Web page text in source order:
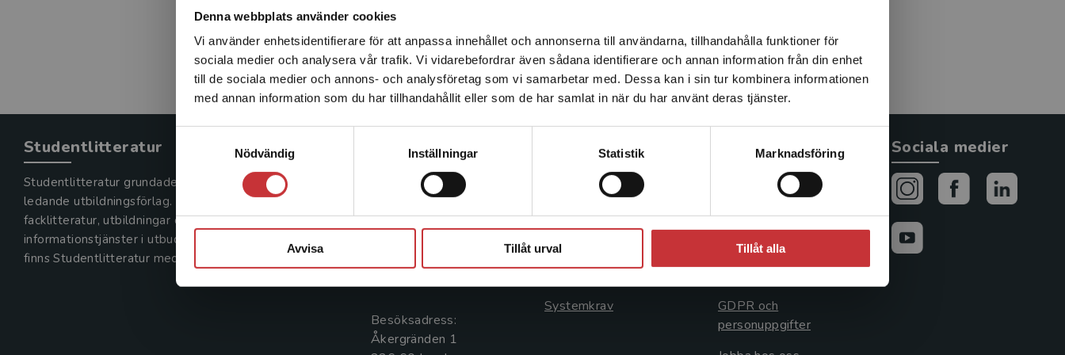
Denna webbplats använder cookies
Vi använder enhetsidentifierare för att anpassa innehållet och annonserna till användarna, tillhandahålla funktioner för
sociala medier och analysera vår trafik. Vi vidarebefordrar även sådana identifierare och annan information från din enhet
till de sociala medier och annons- och analysföretag som vi samarbetar med. Dessa kan i sin tur kombinera informationen
med annan information som du har tillhandahållit eller som de har samlat in när du har använt deras tjänster.
Nödvändig
Inställningar Statistik Marknadsföring
Avvisa Tillåt urval Tillåt alla
Det verkar som att du besöker studentlitteratur.se via en
enhet utanför Sverige. Vi erbjuder inte leveranser utanför
Sverige. För att kunna slutföra ett köp måste
leveransadressen vara i Sverige.Läs mer
Studentlitteratur
Studentlitteratur grundades 1963 och är idag Sveriges
ledande utbildningsförlag. Med läromedel, kurslitteratur,
facklitteratur, utbildningar och digitala
informationstjänster i utbudet,
finns Studentlitteratur med längs hela kunskapsresan.
Kontakta oss
Kontakta oss
046-31 20 00
Box 141
221 00 Lund
Besöksadress:
Åkergränden 1
Kundservice
Kontakta kundservice
046-31 21 00
Frågor och svar
Systemkrav
Allmänna länkar
Avtal och rättigheter
Cookies
GDPR och
personuppgifter
Sociala medier